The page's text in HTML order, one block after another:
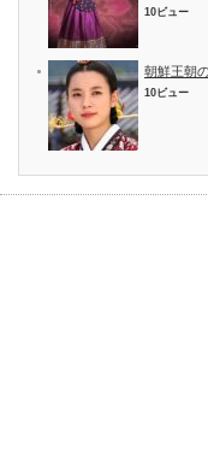
10ビュー
朝鮮王朝
10ビュー